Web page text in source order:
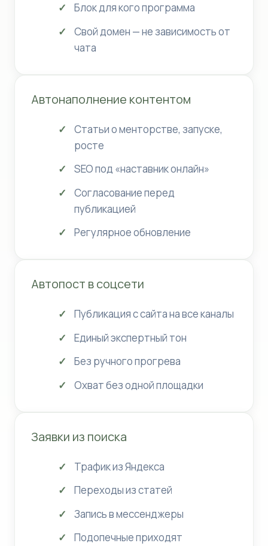
Блок для кого программа
Свой домен — не зависимость от
чата
Автонаполнение контентом
Статьи о менторстве, запуске,
росте
SEO под «наставник онлайн»
Согласование перед
публикацией
Регулярное обновление
Автопост в соцсети
Публикация с сайта на все каналы
Единый экспертный тон
Без ручного прогрева
Охват без одной площадки
Заявки из поиска
Трафик из Яндекса
Переходы из статей
Запись в мессенджеры
Подопечные приходят